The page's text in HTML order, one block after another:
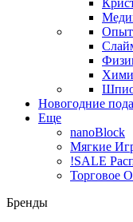
Новогодние
Еще
nanoBlock
Мягкие
!SALE
Торговое
Бренды